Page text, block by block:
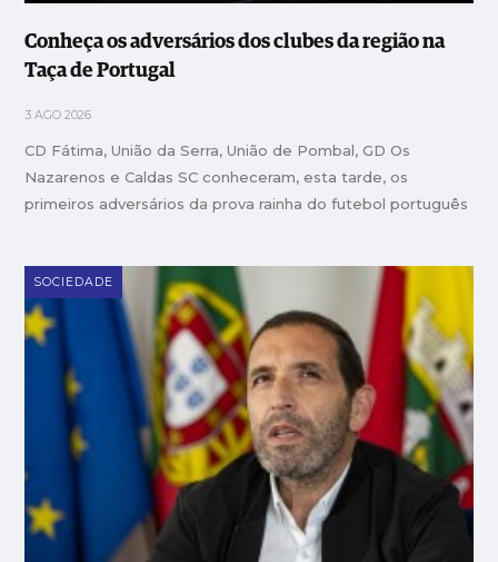
Conheça os adversários dos clubes da região na
Taça de Portugal
3 AGO 2026
CD Fátima, União da Serra, União de Pombal, GD Os
Nazarenos e Caldas SC conheceram, esta tarde, os
primeiros adversários da prova rainha do futebol português
SOCIEDADE